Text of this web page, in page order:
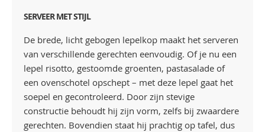
SERVEER MET STIJL
De brede, licht gebogen lepelkop maakt het serveren
van verschillende gerechten eenvoudig. Of je nu een
lepel risotto, gestoomde groenten, pastasalade of
een ovenschotel opschept – met deze lepel gaat het
soepel en gecontroleerd. Door zijn stevige
constructie behoudt hij zijn vorm, zelfs bij zwaardere
gerechten. Bovendien staat hij prachtig op tafel, dus